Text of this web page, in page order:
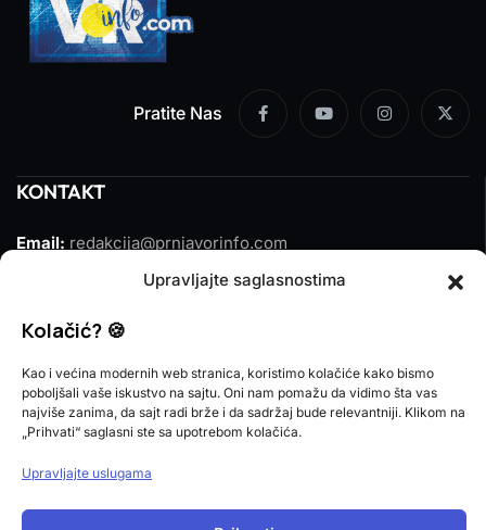
Upravljajte saglasnostima
Kolačić? 🍪
Kao i većina modernih web stranica, koristimo kolačiće kako bismo
poboljšali vaše iskustvo na sajtu. Oni nam pomažu da vidimo šta vas
najviše zanima, da sajt radi brže i da sadržaj bude relevantniji. Klikom na
„Prihvati“ saglasni ste sa upotrebom kolačića.
Upravljajte uslugama
Pratite Nas
KONTAKT
Email: redakcija@prnjavorinfo.com
(+387)065 609 937
MARKETING
Email: marketing@prnjavorinfo.com
Telefon:(+387)065 955 355